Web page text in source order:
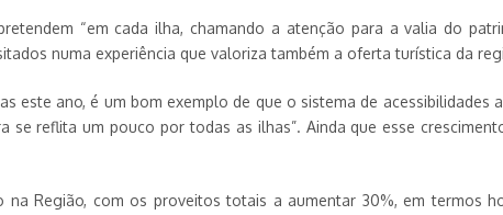
“em cada ilha, chamando a atenção para a valia do
numa experiência que valoriza também a oferta turística da
este ano, é um bom exemplo de que o sistema de
reflita um pouco por todas as ilhas”. Ainda que esse
Região, com os proveitos totais a aumentar 30%, em termos